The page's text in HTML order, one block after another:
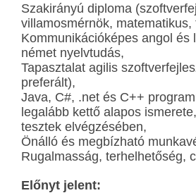
Szakirányú diploma
villamosmérnök, matematikus,
Kommunikációképes angol és
német nyelvtudás,
Tapasztalat agilis
preferált),
Java, C#, .net és C++
legalább kettő alapos
tesztek elvégzésében,
Önálló és megbízható
Rugalmasság, terhelhetőség,
Előnyt jelent: